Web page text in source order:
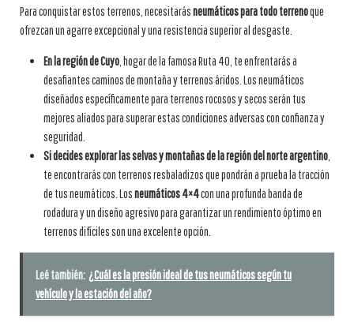
Para conquistar estos terrenos, necesitarásneumáticos para todo terrenoque
ofrezcan un agarre excepcional y una resistencia superior al desgaste.
En la región de Cuyo , hogar de la famosa Ruta 40, te enfrentarás a
desafiantes caminos de montaña y terrenos áridos. Los neumáticos
diseñados específicamente para terrenos rocosos y secos serán tus
mejores aliados para superar estas condiciones adversas con confianza y
seguridad.
Si decides explorar las selvas y montañas de la región del norte argentino
te encontrarás con terrenos resbaladizos que pondrán a prueba la tracción
de tus neumáticos. Losneumáticos 4×4con una profunda banda de
rodadura y un diseño agresivo para garantizar un rendimiento óptimo en
terrenos difíciles son una excelente opción.
Leé también: ¿Cuál es la presión ideal de tus neumáticos según tu
vehículo y la estación del año?